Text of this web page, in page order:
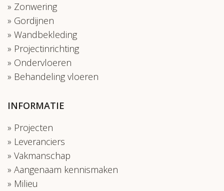
Zonwering
Gordijnen
Wandbekleding
Projectinrichting
Ondervloeren
Behandeling vloeren
INFORMATIE
Projecten
Leveranciers
Vakmanschap
Aangenaam kennismaken
Milieu